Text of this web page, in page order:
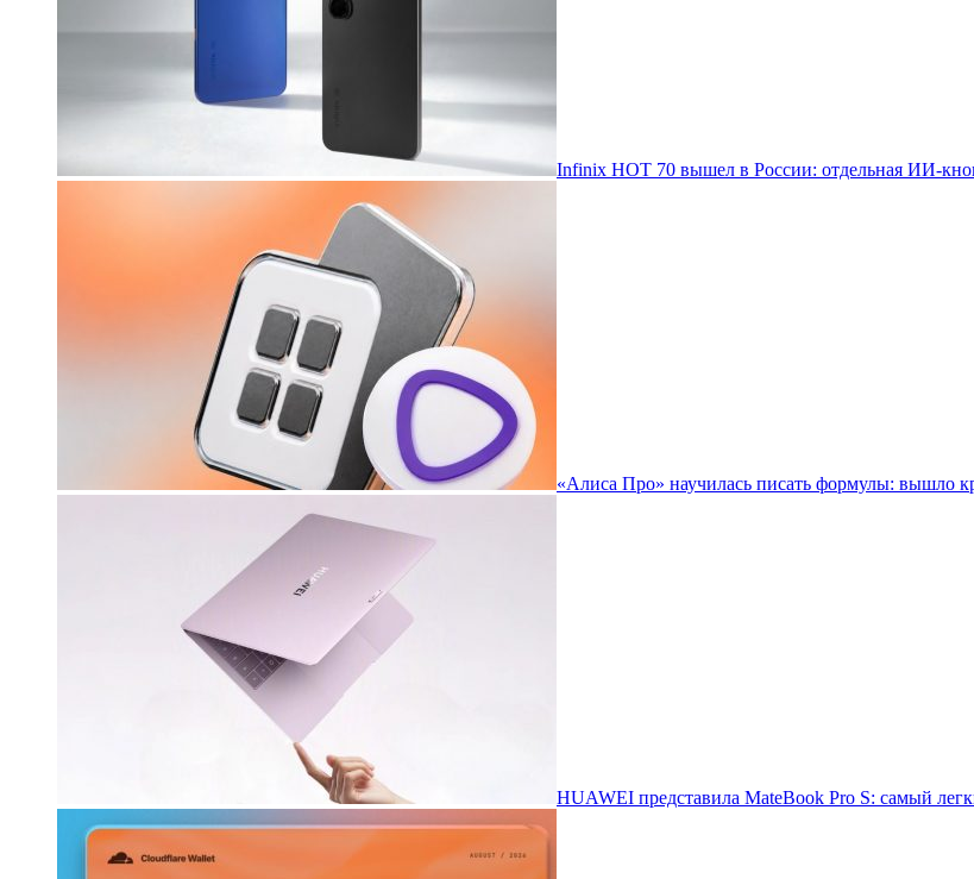
Infinix HOT 70 вышел в России: отдельная ИИ-
«Алиса Про» научилась писать формулы: вышло
HUAWEI представила MateBook Pro S: самый